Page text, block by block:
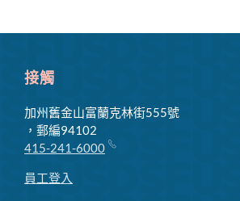
接觸
加州舊金山富蘭克林街555號
，郵編94102
415-241-6000
員工登入